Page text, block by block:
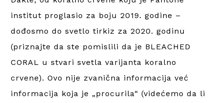
institut proglasio za boju 2019. godine –
dođosmo do svetlo tirkiz za 2020. godinu
(priznajte da ste pomislili da je BLEACHED
CORAL u stvari svetla varijanta koralno
crvene). Ovo nije zvanična informacija već
informacija koja je „procurila“ (videćemo da li